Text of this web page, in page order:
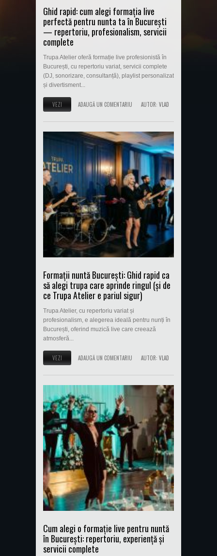
Ghid rapid: cum alegi formația live
perfectă pentru nunta ta în București
— repertoriu, profesionalism, servicii
complete
Trupa Atelier oferă formație live profesionistă în
București, cu repertoriu variat, servicii complete
(DJ, sonorizare, consultanță), playlist personalizat
și divertisment...
VEZI ADAUGĂ UN COMENTARIU AUTOR: VLAD
Formații nuntă București: Ghid rapid ca
să alegi trupa care aprinde ringul (și de
ce Trupa Atelier e pariul sigur)
Trupa Atelier, cu repertoriu variat și
profesionalism, e alegerea ideală pentru nunți în
București, oferind muzică live care creează
atmosferă...
VEZI ADAUGĂ UN COMENTARIU AUTOR: VLAD
Cum alegi o formație live pentru nuntă
în București: repertoriu, experiență și
servicii complete